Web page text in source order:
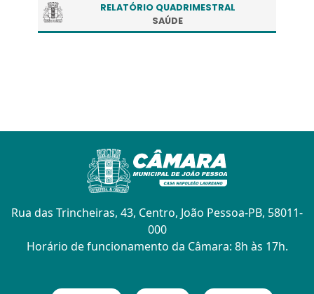
RELATÓRIO QUADRIMESTRAL
SAÚDE
Rua das Trincheiras, 43, Centro, João Pessoa-PB, 58011-
000
Horário de funcionamento da Câmara: 8h às 17h.